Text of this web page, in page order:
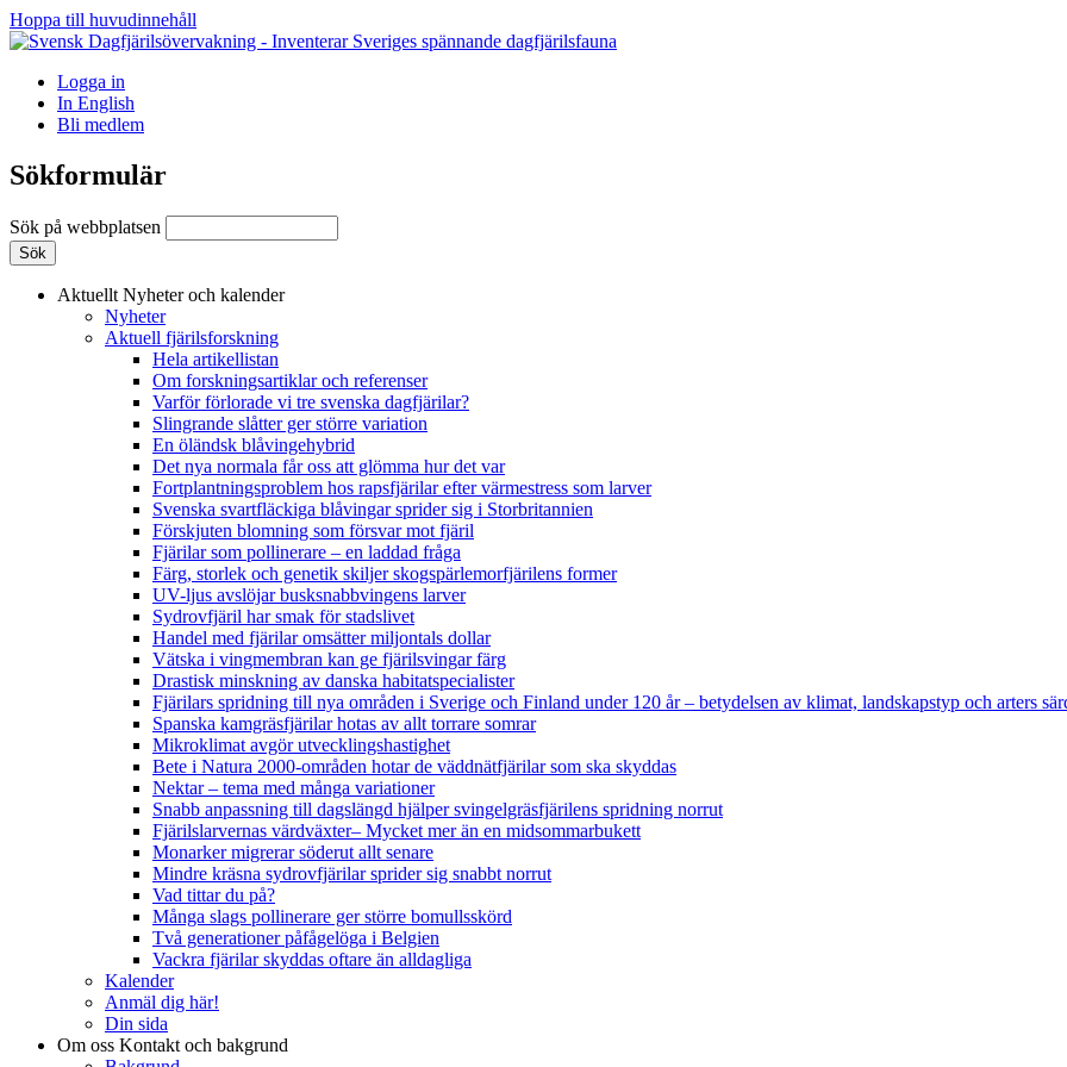
Hoppa till huvudinnehåll
Logga in
In English
Bli medlem
Sökformulär
Sök på webbplatsen
Aktuellt Nyheter och kalender
Nyheter
Aktuell fjärilsforskning
Hela artikellistan
Om forskningsartiklar och referenser
Varför förlorade vi tre svenska dagfjärilar?
Slingrande slåtter ger större variation
En öländsk blåvingehybrid
Det nya normala får oss att glömma hur det var
Fortplantningsproblem hos rapsfjärilar efter värmestress som larver
Svenska svartfläckiga blåvingar sprider sig i Storbritannien
Förskjuten blomning som försvar mot fjäril
Fjärilar som pollinerare – en laddad fråga
Färg, storlek och genetik skiljer skogspärlemorfjärilens former
UV-ljus avslöjar busksnabbvingens larver
Sydrovfjäril har smak för stadslivet
Handel med fjärilar omsätter miljontals dollar
Vätska i vingmembran kan ge fjärilsvingar färg
Drastisk minskning av danska habitatspecialister
Fjärilars spridning till nya områden i Sverige och Finland under 120 år– betydelsen av klimat, landskapstyp och arters
Spanska kamgräsfjärilar hotas av allt torrare somrar
Mikroklimat avgör utvecklingshastighet
Bete i Natura 2000-områden hotar de väddnätfjärilar som ska skyddas
Nektar – tema med många variationer
Snabb anpassning till dagslängd hjälper svingelgräsfjärilens spridning norrut
Fjärilslarvernas värdväxter– Mycket mer än en midsommarbukett
Monarker migrerar söderut allt senare
Mindre kräsna sydrovfjärilar sprider sig snabbt norrut
Vad tittar du på?
Många slags pollinerare ger större bomullsskörd
Två generationer påfågelöga i Belgien
Vackra fjärilar skyddas oftare än alldagliga
Kalender
Anmäl dig här!
Din sida
Om oss Kontakt och bakgrund